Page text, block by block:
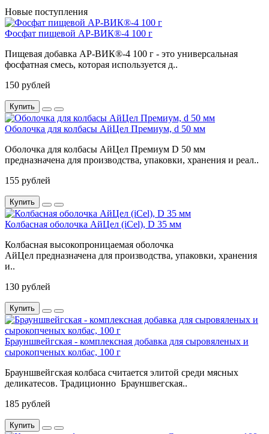
Новые поступления
Фосфат пищевой АР-ВИК®-4 100 г
Пищевая добавка АР-ВИК®-4 100 г - это универсальная
фосфатная смесь, которая используется д..
150 рублей
Купить
Оболочка для колбасы АйЦел Премиум, d 50 мм
Оболочка для колбасы АйЦел Премиум D 50 мм
предназначена для производства, упаковки, хранения и реал..
155 рублей
Купить
Колбасная оболочка АйЦел (iCel), D 35 мм
Колбасная высокопроницаемая оболочка
АйЦел предназначена для производства, упаковки, хранения
и..
130 рублей
Купить
Брауншвейгская - комплексная добавка для сыровяленых и
сырокопченых колбас, 100 г
Брауншвейгская колбаса считается элитой среди мясных
деликатесов. Традиционно Брауншвегская..
185 рублей
Купить